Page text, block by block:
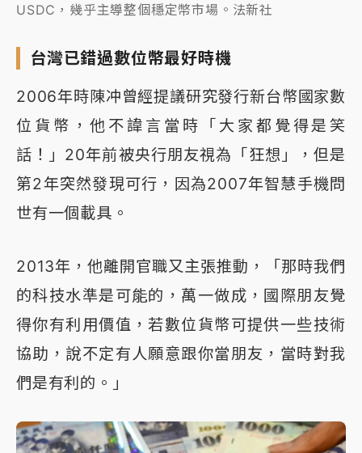
USDC，幾乎主導整個穩定幣市場。法新社
台灣已錯過數位幣最好時機
2006年時陳冲曾經提議研究發行新台幣國家數
位貨幣，他不諱言當時「大家都覺得是笑
話！」20年前被央行朋友視為「狂想」，但是
第2年突然發現可行，因為2007年智慧手機問
世有一個載具。
2013年，他離開官職又主張推動，「那時我們
的科技水準是可能的，萬一做成，國際朋友覺
得你有利用價值，若數位貨幣可提供一些技術
協助，說不定有人願意跟你當朋友，當時對我
們是有利的。」